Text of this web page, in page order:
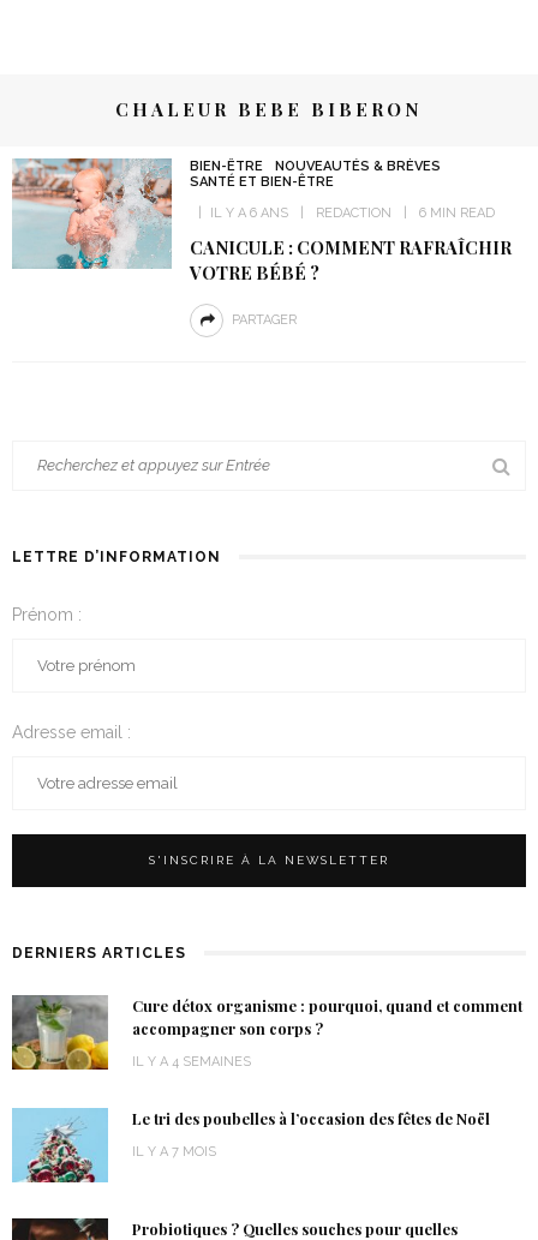
CHALEUR BEBE BIBERON
BIEN-ÊTRE
NOUVEAUTÉS & BRÈVES
SANTÉ ET BIEN-ÊTRE
IL Y A 6 ANS
REDACTION 6 MIN READ
CANICULE : COMMENT RAFRAÎCHIR
VOTRE BÉBÉ ?
PARTAGER
LETTRE D’INFORMATION
Prénom :
Adresse email :
DERNIERS ARTICLES
Cure détox organisme : pourquoi, quand et comment
accompagner son corps ?
IL Y A 4 SEMAINES
Le tri des poubelles à l’occasion des fêtes de Noël
IL Y A 7 MOIS
Probiotiques ? Quelles souches pour quelles